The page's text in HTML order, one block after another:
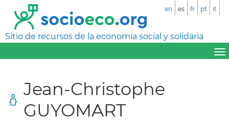
Sitio de recursos de la economía social y solidaria
en es fr pt it
Jean-Christophe
GUYOMART